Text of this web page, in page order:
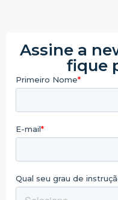
Assine a
fique